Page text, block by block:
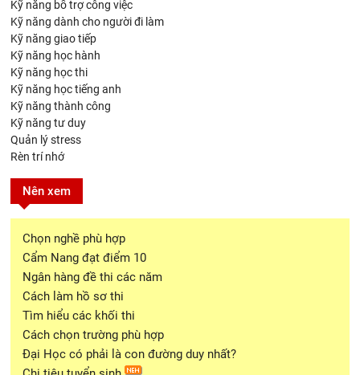
Kỹ năng bổ trợ công việc
Kỹ năng dành cho người đi làm
Kỹ năng giao tiếp
Kỹ năng học hành
Kỹ năng học thi
Kỹ năng học tiếng anh
Kỹ năng thành công
Kỹ năng tư duy
Quản lý stress
Rèn trí nhớ
Nên xem
Chọn nghề phù hợp
Cẩm Nang đạt điểm 10
Ngân hàng đề thi các năm
Cách làm hồ sơ thi
Tìm hiểu các khối thi
Cách chọn trường phù hợp
Đại Học có phải là con đường duy nhất?